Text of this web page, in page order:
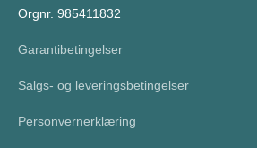
Orgnr. 985411832
Garantibetingelser
Salgs- og leveringsbetingelser
Personvernerklæring